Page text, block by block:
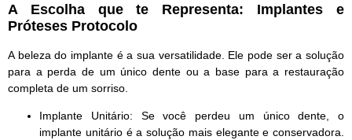
A Escolha que te Representa: Implantes e
Próteses Protocolo
A beleza do implante é a sua versatilidade. Ele pode ser a solução
para a perda de um único dente ou a base para a restauração
completa de um sorriso.
Implante Unitário: Se você perdeu um único dente, o
implante unitário é a solução mais elegante e conservadora.